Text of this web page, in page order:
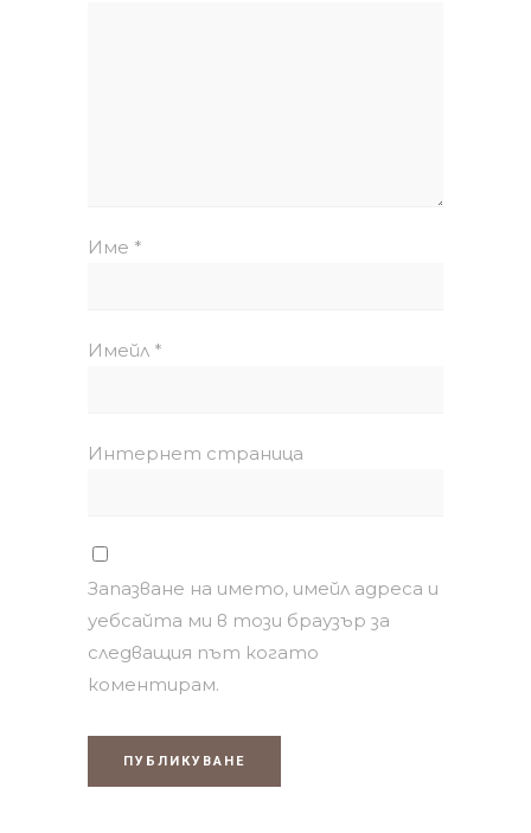
Име *
Имейл *
Интернет страница
Запазване на името, имейл адреса и
уебсайта ми в този браузър за
следващия път когато
коментирам.